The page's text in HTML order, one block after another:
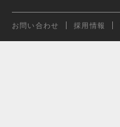
お問い合わせ 採用情報